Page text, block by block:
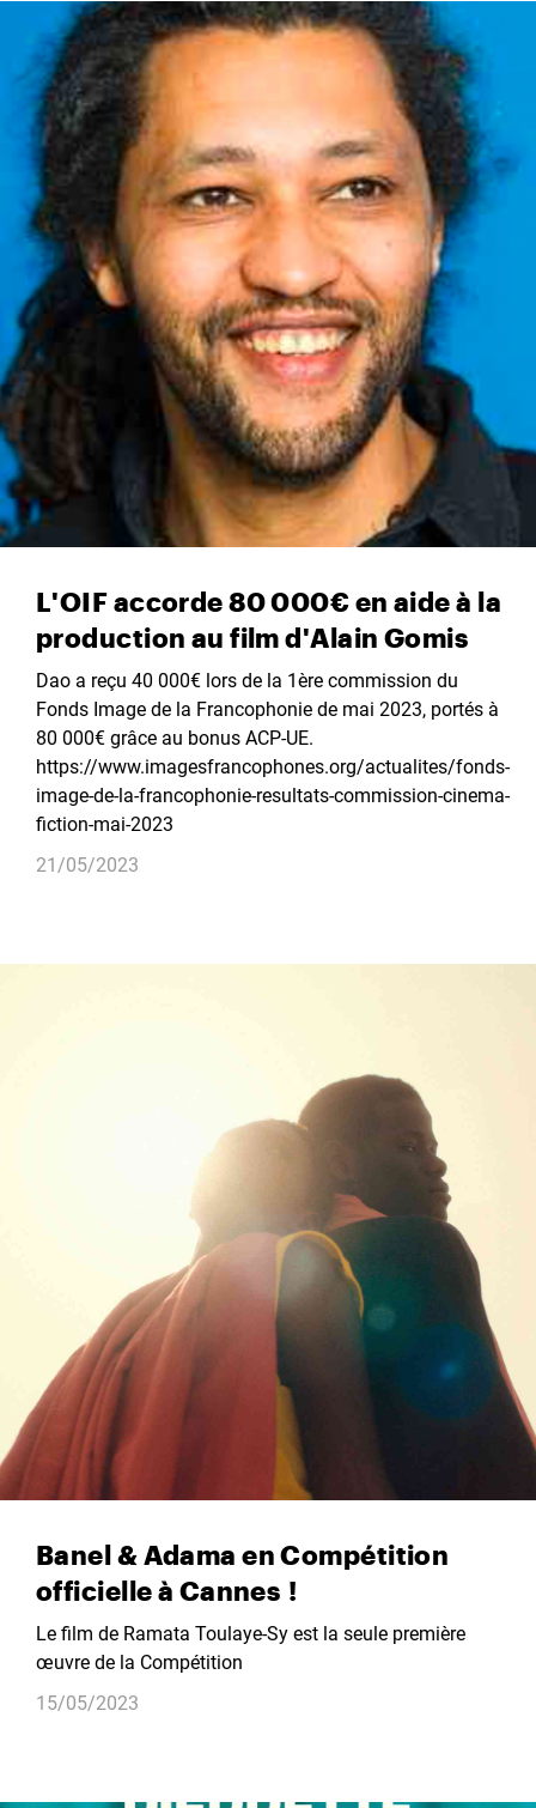
L'OIF accorde 80 000€ en aide à la
production au film d'Alain Gomis
Dao a reçu 40 000€ lors de la 1ère commission du
Fonds Image de la Francophonie de mai 2023, portés à
80 000€ grâce au bonus ACP-UE.
https://www.imagesfrancophones.org/actualites/fonds-
image-de-la-francophonie-resultats-commission-cinema-
fiction-mai-2023
21/05/2023
Banel & Adama en Compétition
officielle à Cannes !
Le film de Ramata Toulaye-Sy est la seule première
œuvre de la Compétition
15/05/2023